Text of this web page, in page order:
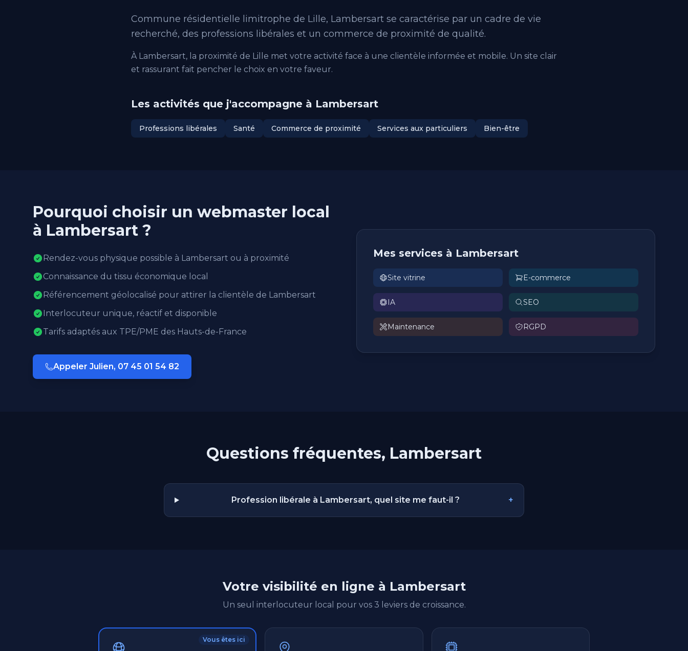
Commune résidentielle limitrophe de Lille, Lambersart se caractérise par un cadre de vie
recherché, des professions libérales et un commerce de proximité de qualité.
À Lambersart, la proximité de Lille met votre activité face à une clientèle informée et mobile. Un site clair
et rassurant fait pencher le choix en votre faveur.
Les activités que j'accompagne à Lambersart
Professions libérales Santé Commerce de proximité Services aux particuliers Bien-être
Pourquoi choisir un webmaster local
à Lambersart ?
Rendez-vous physique possible à Lambersart ou à proximité
Connaissance du tissu économique local
Référencement géolocalisé pour attirer la clientèle de Lambersart
Interlocuteur unique, réactif et disponible
Tarifs adaptés aux TPE/PME des Hauts-de-France
Appeler Julien, 07 45 01 54 82
Mes services à Lambersart
Site vitrine E-commerce
IA SEO
Maintenance RGPD
Questions fréquentes, Lambersart
Profession libérale à Lambersart, quel site me faut-il ? +
Votre visibilité en ligne à Lambersart
Un seul interlocuteur local pour vos 3 leviers de croissance.
Vous êtes ici